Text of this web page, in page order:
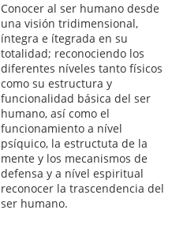
Conocer al ser humano desde
una visión tridimensional,
íntegra e ítegrada en su
totalidad; reconociendo los
diferentes níveles tanto físicos
como su estructura y
funcionalidad básica del ser
humano, así como el
funcionamiento a nível
psíquico, la estructuta de la
mente y los mecanismos de
defensa y a nível espiritual
reconocer la trascendencia del
ser humano.